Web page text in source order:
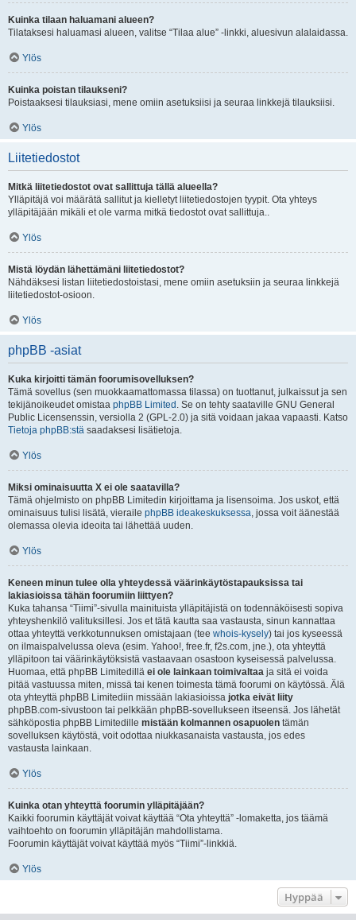
Kuinka tilaan haluamani alueen?
Tilataksesi haluamasi alueen, valitse “Tilaa alue” -linkki, aluesivun alalaidassa.
Ylös
Kuinka poistan tilaukseni?
Poistaaksesi tilauksiasi, mene omiin asetuksiisi ja seuraa linkkejä tilauksiisi.
Ylös
Liitetiedostot
Mitkä liitetiedostot ovat sallittuja tällä alueella?
Ylläpitäjä voi määrätä sallitut ja kielletyt liitetiedostojen tyypit. Ota yhteys
ylläpitäjään mikäli et ole varma mitkä tiedostot ovat sallittuja..
Ylös
Mistä löydän lähettämäni liitetiedostot?
Nähdäksesi listan liitetiedostoistasi, mene omiin asetuksiin ja seuraa linkkejä
liitetiedostot-osioon.
Ylös
phpBB -asiat
Kuka kirjoitti tämän foorumisovelluksen?
Tämä sovellus (sen muokkaamattomassa tilassa) on tuottanut, julkaissut ja sen
tekijänoikeudet omistaa phpBB Limited . Se on tehty saataville GNU General
Public Licensenssin, versiolla 2 (GPL-2.0) ja sitä voidaan jakaa vapaasti. Katso
Tietoja phpBB:stä saadaksesi lisätietoja.
Ylös
Miksi ominaisuutta X ei ole saatavilla?
Tämä ohjelmisto on phpBB Limitedin kirjoittama ja lisensoima. Jos uskot, että
ominaisuus tulisi lisätä, vieraile phpBB ideakeskuksessa, jossa voit äänestää
olemassa olevia ideoita tai lähettää uuden.
Ylös
Keneen minun tulee olla yhteydessä väärinkäytöstapauksissa tai
lakiasioissa tähän foorumiin liittyen?
Kuka tahansa “Tiimi”-sivulla mainituista ylläpitäjistä on todennäköisesti sopiva
yhteyshenkilö valituksillesi. Jos et tätä kautta saa vastausta, sinun kannattaa
ottaa yhteyttä verkkotunnuksen omistajaan (tee whois-kysely) tai jos kyseessä
on ilmaispalvelussa oleva (esim. Yahoo!, free.fr, f2s.com, jne.), ota yhteyttä
ylläpitoon tai väärinkäytöksistä vastaavaan osastoon kyseisessä palvelussa.
Huomaa, että phpBB Limitedillä ei ole lainkaan toimivaltaa ja sitä ei voida
pitää vastuussa miten, missä tai kenen toimesta tämä foorumi on käytössä. Älä
ota yhteyttä phpBB Limitediin missään lakiasioissa jotka eivät liity
phpBB.com-sivustoon tai pelkkään phpBB-sovellukseen itseensä. Jos lähetät
sähköpostia phpBB Limitedille mistään kolmannen osapuolen tämän
sovelluksen käytöstä, voit odottaa niukkasanaista vastausta, jos edes
vastausta lainkaan.
Ylös
Kuinka otan yhteyttä foorumin ylläpitäjään?
Kaikki foorumin käyttäjät voivat käyttää “Ota yhteyttä” -lomaketta, jos täämä
vaihtoehto on foorumin ylläpitäjän mahdollistama.
Foorumin käyttäjät voivat käyttää myös “Tiimi”-linkkiä.
Ylös
Hyppää